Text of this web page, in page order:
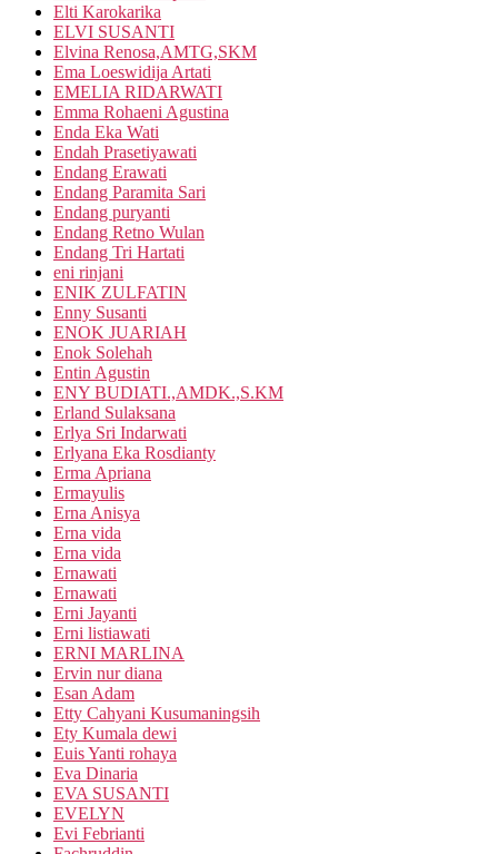
Elti Karokarika
ELVI SUSANTI
Elvina Renosa,AMTG,SKM
Ema Loeswidija Artati
EMELIA RIDARWATI
Emma Rohaeni Agustina
Enda Eka Wati
Endah Prasetiyawati
Endang Erawati
Endang Paramita Sari
Endang puryanti
Endang Retno Wulan
Endang Tri Hartati
eni rinjani
ENIK ZULFATIN
Enny Susanti
ENOK JUARIAH
Enok Solehah
Entin Agustin
ENY BUDIATI.,AMDK.,S.KM
Erland Sulaksana
Erlya Sri Indarwati
Erlyana Eka Rosdianty
Erma Apriana
Ermayulis
Erna Anisya
Erna vida
Erna vida
Ernawati
Ernawati
Erni Jayanti
Erni listiawati
ERNI MARLINA
Ervin nur diana
Esan Adam
Etty Cahyani Kusumaningsih
Ety Kumala dewi
Euis Yanti rohaya
Eva Dinaria
EVA SUSANTI
EVELYN
Evi Febrianti